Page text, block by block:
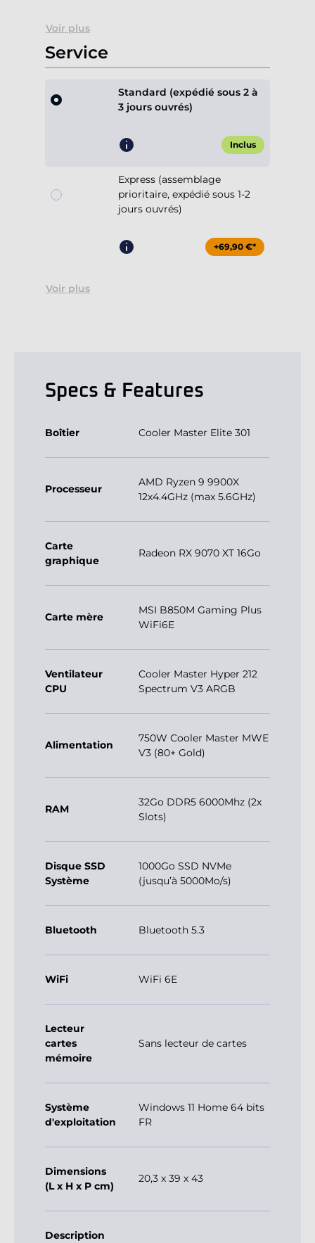
Voir plus
Service
Standard (expédié sous 2 à
3 jours ouvrés)
Inclus
Express (assemblage
prioritaire, expédié sous 1-2
jours ouvrés)
+69,90 €*
Voir plus
Specs & Features
Boîtier Cooler Master Elite 301
Processeur
AMD Ryzen 9 9900X
12x4.4GHz (max 5.6GHz)
Carte
graphique
Radeon RX 9070 XT 16Go
Carte mère
MSI B850M Gaming Plus
WiFi6E
Ventilateur
CPU
Cooler Master Hyper 212
Spectrum V3 ARGB
Alimentation
750W Cooler Master MWE
V3 (80+ Gold)
RAM
32Go DDR5 6000Mhz (2x
Slots)
Disque SSD
Système
1000Go SSD NVMe
(jusqu’à 5000Mo/s)
Bluetooth Bluetooth 5.3
WiFi WiFi 6E
Lecteur
cartes
mémoire
Sans lecteur de cartes
Système
d'exploitation
Windows 11 Home 64 bits
FR
Dimensions
(L x H x P cm)
20,3 x 39 x 43
Description